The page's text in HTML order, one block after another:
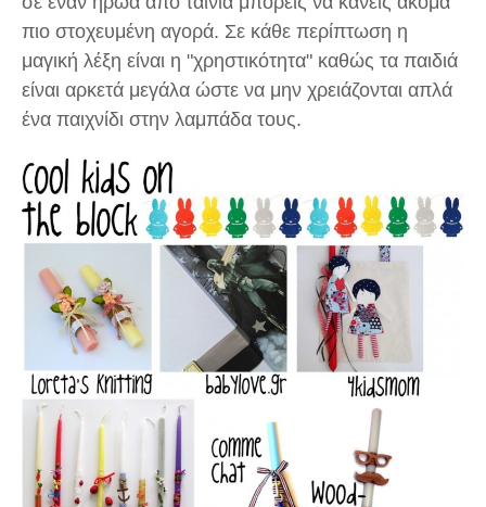
πιο στοχευμένη αγορά. Σε κάθε περίπτωση η
μαγική λέξη είναι η "χρηστικότητα" καθώς τα παιδιά
είναι αρκετά μεγάλα ώστε να μην χρειάζονται απλά
ένα παιχνίδι στην λαμπάδα τους.